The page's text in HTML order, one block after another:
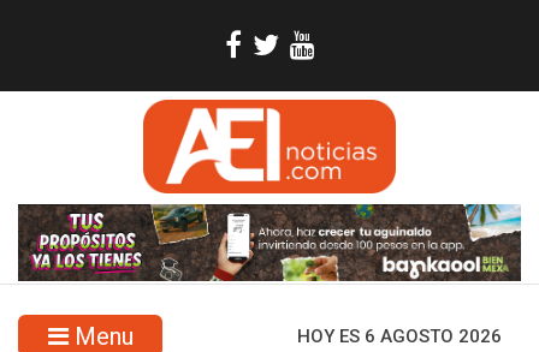
Menu HOY ES 6 AGOSTO 2026